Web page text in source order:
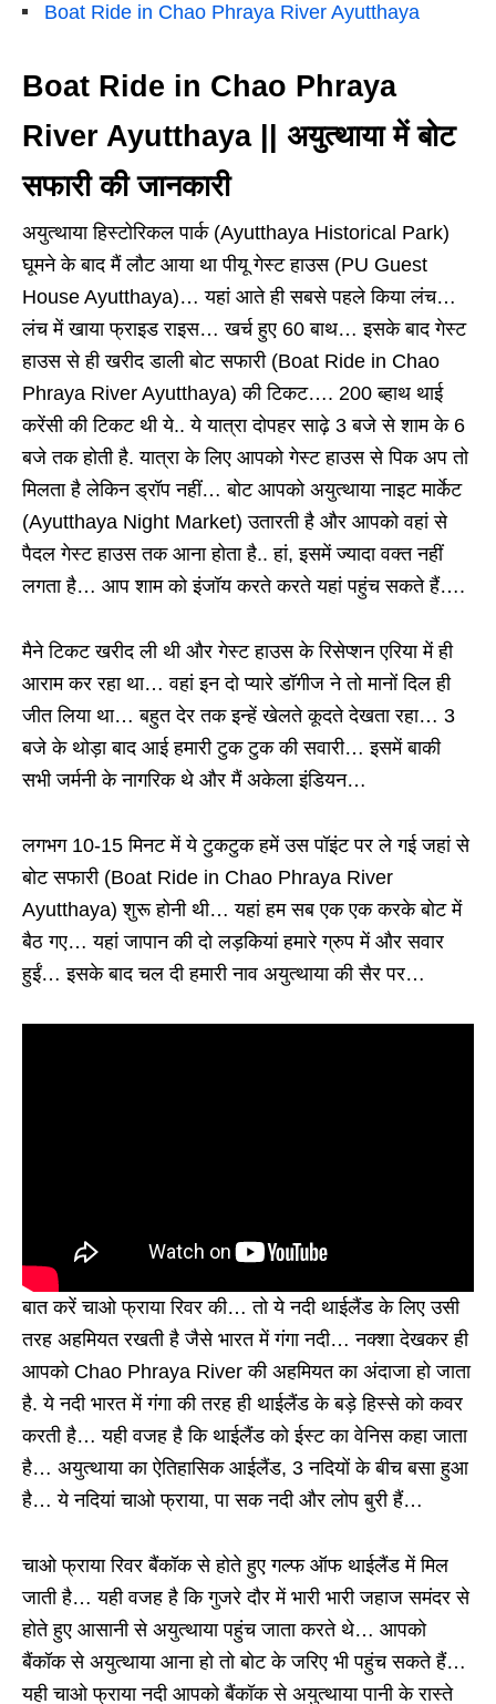
Boat Ride in Chao Phraya River Ayutthaya
Boat Ride in Chao Phraya
River Ayutthaya || अयुत्थाया में बोट
सफारी की जानकारी
अयुत्थाया हिस्टोरिकल पार्क (Ayutthaya Historical Park)
घूमने के बाद मैं लौट आया था पीयू गेस्ट हाउस (PU Guest
House Ayutthaya)… यहां आते ही सबसे पहले किया लंच…
लंच में खाया फ्राइड राइस… खर्च हुए 60 बाथ… इसके बाद गेस्ट
हाउस से ही खरीद डाली बोट सफारी (Boat Ride in Chao
Phraya River Ayutthaya) की टिकट…. 200 ब्हाथ थाई
करेंसी की टिकट थी ये.. ये यात्रा दोपहर साढ़े 3 बजे से शाम के 6
बजे तक होती है. यात्रा के लिए आपको गेस्ट हाउस से पिक अप तो
मिलता है लेकिन ड्रॉप नहीं… बोट आपको अयुत्थाया नाइट मार्केट
(Ayutthaya Night Market) उतारती है और आपको वहां से
पैदल गेस्ट हाउस तक आना होता है.. हां, इसमें ज्यादा वक्त नहीं
लगता है… आप शाम को इंजॉय करते करते यहां पहुंच सकते हैं….
मैने टिकट खरीद ली थी और गेस्ट हाउस के रिसेप्शन एरिया में ही
आराम कर रहा था… वहां इन दो प्यारे डॉगीज ने तो मानों दिल ही
जीत लिया था… बहुत देर तक इन्हें खेलते कूदते देखता रहा… 3
बजे के थोड़ा बाद आई हमारी टुक टुक की सवारी… इसमें बाकी
सभी जर्मनी के नागरिक थे और मैं अकेला इंडियन…
लगभग 10-15 मिनट में ये टुकटुक हमें उस पॉइंट पर ले गई जहां से
बोट सफारी (Boat Ride in Chao Phraya River
Ayutthaya) शुरू होनी थी… यहां हम सब एक एक करके बोट में
बैठ गए… यहां जापान की दो लड़कियां हमारे ग्रुप में और सवार
हुईं… इसके बाद चल दी हमारी नाव अयुत्थाया की सैर पर…
बात करें चाओ फ्राया रिवर की… तो ये नदी थाईलैंड के लिए उसी
तरह अहमियत रखती है जैसे भारत में गंगा नदी… नक्शा देखकर ही
आपको Chao Phraya River की अहमियत का अंदाजा हो जाता
है. ये नदी भारत में गंगा की तरह ही थाईलैंड के बड़े हिस्से को कवर
करती है… यही वजह है कि थाईलैंड को ईस्ट का वेनिस कहा जाता
है… अयुत्थाया का ऐतिहासिक आईलैंड, 3 नदियों के बीच बसा हुआ
है… ये नदियां चाओ फ्राया, पा सक नदी और लोप बुरी हैं…
चाओ फ्राया रिवर बैंकॉक से होते हुए गल्फ ऑफ थाईलैंड में मिल
जाती है… यही वजह है कि गुजरे दौर में भारी भारी जहाज समंदर से
होते हुए आसानी से अयुत्थाया पहुंच जाता करते थे… आपको
बैंकॉक से अयुत्थाया आना हो तो बोट के जरिए भी पहुंच सकते हैं…
यही चाओ फ्राया नदी आपको बैंकॉक से अयुत्थाया पानी के रास्ते